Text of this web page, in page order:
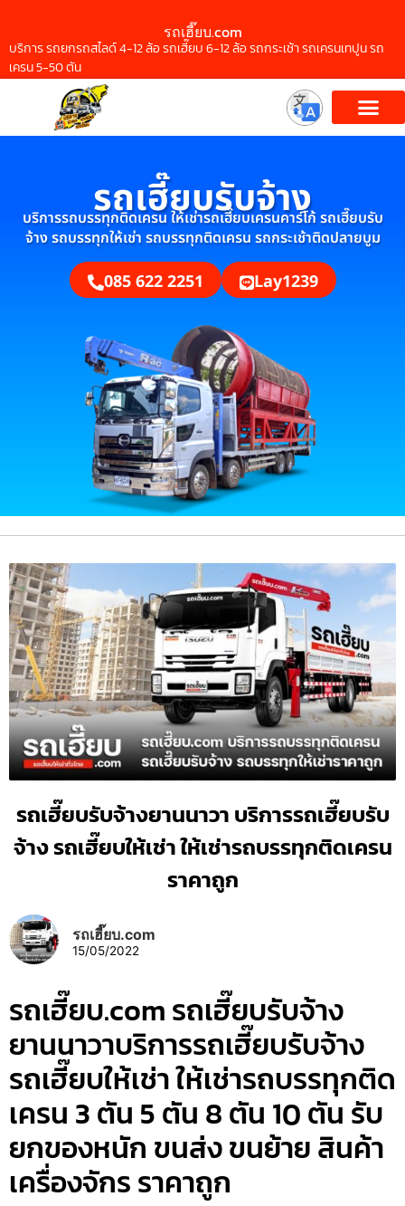
รถเฮี๊ยบ.com
บริการ รถยกรถสไลด์ 4-12 ล้อ รถเฮี๊ยบ 6-12 ล้อ รถกระเช้า รถเครนเทปูน รถ
เครน 5-50 ตัน
รถเฮี๊ยบรับจ้าง
บริการรถบรรทุกติดเครน ให้เช่ารถเฮี๊ยบเครนคาร์โก้ รถเฮี๊ยบรับ
จ้าง รถบรรทุกให้เช่า รถบรรทุกติดเครน รถกระเช้าติดปลายบูม
085 622 2251 Lay1239
รถเฮี๊ยบรับจ้างยานนาวา บริการรถเฮี๊ยบรับ
จ้าง รถเฮี๊ยบให้เช่า ให้เช่ารถบรรทุกติดเครน
ราคาถูก
รถเฮี๊ยบ.com
15/05/2022
รถเฮี๊ยบ.com รถเฮี๊ยบรับจ้าง
ยานนาวาบริการรถเฮี๊ยบรับจ้าง
รถเฮี๊ยบให้เช่า ให้เช่ารถบรรทุกติด
เครน 3 ตัน 5 ตัน 8 ตัน 10 ตัน รับ
ยกของหนัก ขนส่ง ขนย้าย สินค้า
เครื่องจักร ราคาถูก